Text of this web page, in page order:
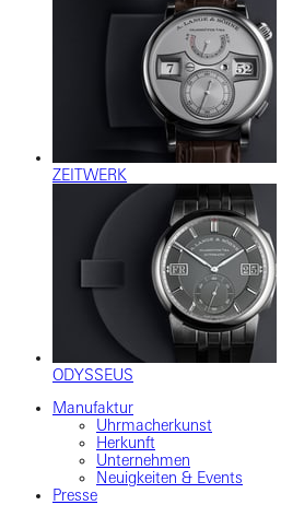
ZEITWERK
ODYSSEUS
Manufaktur
Uhrmacherkunst
Herkunft
Unternehmen
Neuigkeiten & Events
Presse